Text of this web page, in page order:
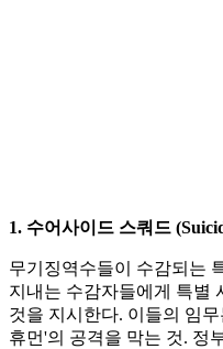
1. 수어사이드 스쿼드
무기징역수들이 수감되는
지내는 수감자들에게 특별
것을 지시한다. 이들의 임
휴먼'의 공격을 막는 것. 정